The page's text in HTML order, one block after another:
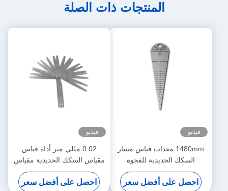
المنتجات ذات الصلة
فيديو
1480mm معدات قياس مسار
السكك الحديدية للفجوة
المشتركة 0.01 القرار
احصل على أفضل سعر
فيديو
0.02 مللي متر أداة قياس
مقياس السكك الحديدية مقياس
المحسس ODM Kingrail
احصل على أفضل سعر